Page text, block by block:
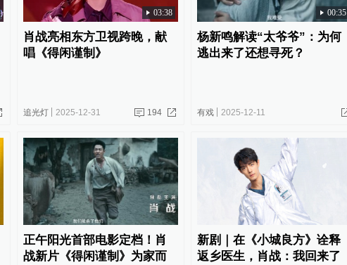
03:38
肖战亮相东方卫视跨晚，献
唱《得闲谨制》
追光灯 2025-12-31 194
00:35
杨新鸣解读“太爷爷”：为何
逃出来了还想寻死？
有戏 2025-12-11
正午阳光首部电影定档！肖
战新片《得闲谨制》为家而
新剧｜在《小城良方》诠释
返乡医生，肖战：我回来了